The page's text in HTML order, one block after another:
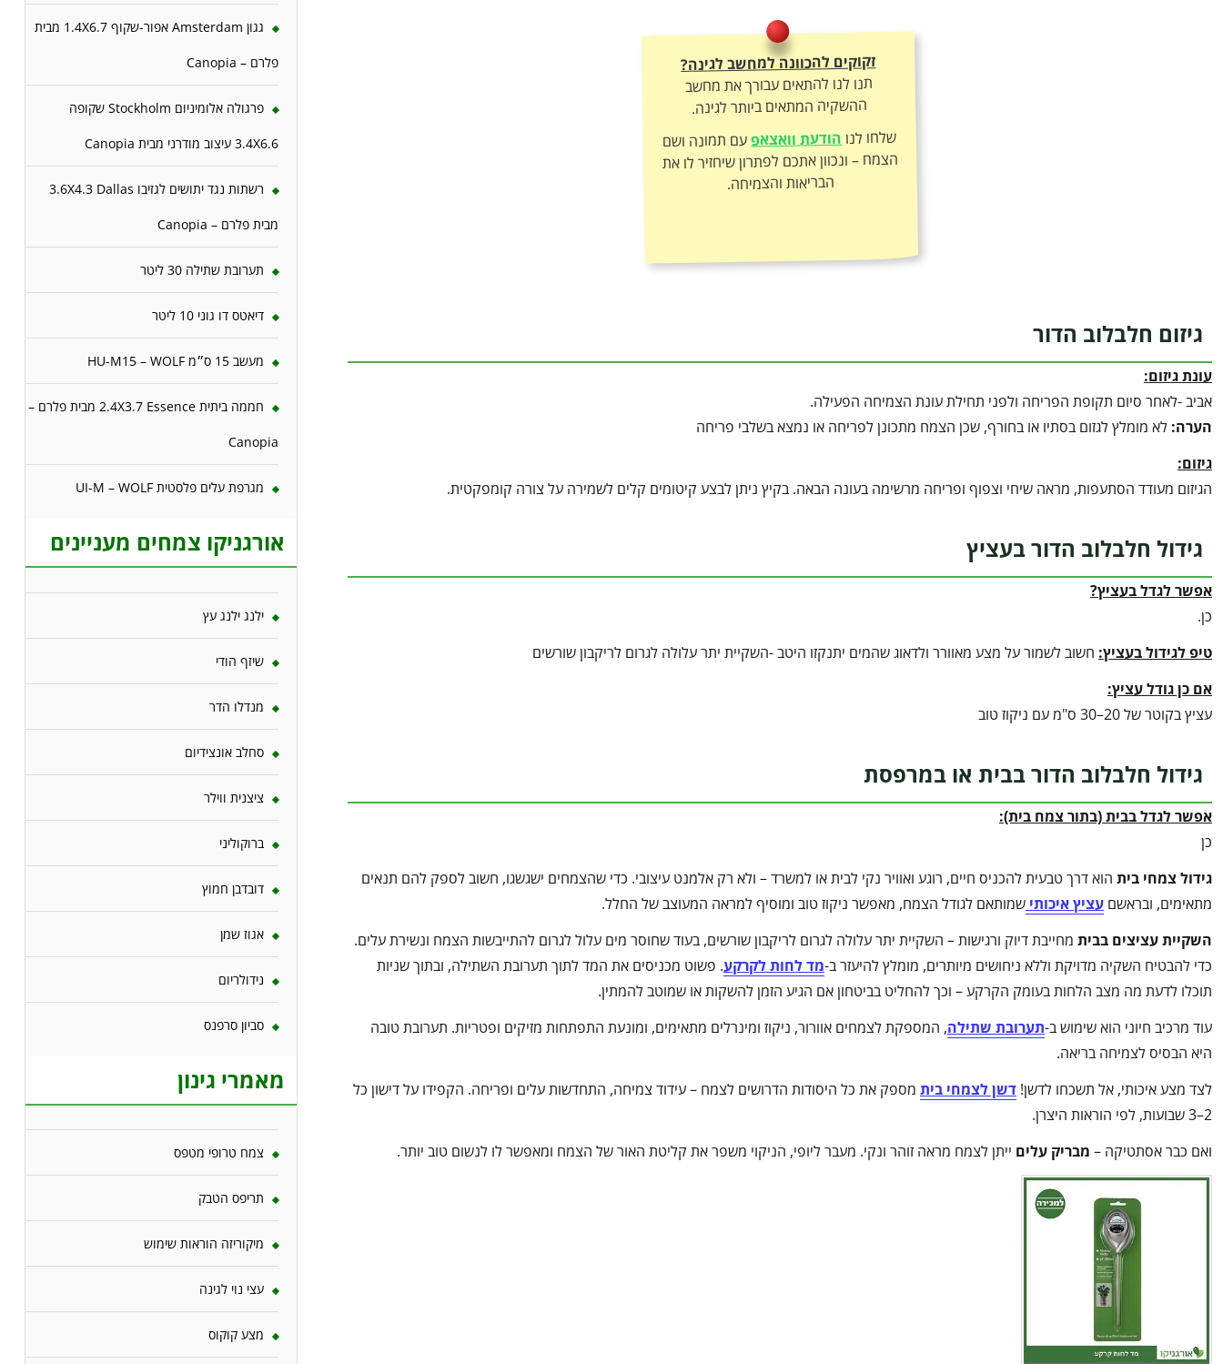
זקוקים להכוונה למחשב לגינה?
תנו לנו להתאים עבורך את מחשב
ההשקיה המתאים ביותר לגינה.
שלחו לנו הודעת וואצאפעם תמונה ושם
הצמח – ונכוון אתכם לפתרון שיחזיר לו את
הבריאות והצמיחה.
גיזום חלבלוב הדור
עונת גיזום:
אביב -לאחר סיום תקופת הפריחה ולפני תחילת עונת הצמיחה הפעילה.
הערה: לא מומלץ לגזום בסתיו או בחורף, שכן הצמח מתכונן לפריחה או נמצא בשלבי פריחה
גיזום:
הגיזום מעודד הסתעפות, מראה שיחי וצפוף ופריחה מרשימה בעונה הבאה. בקיץ ניתן לבצע קיטומים קלים לשמירה על צורה קומפקטית.
גידול חלבלוב הדור בעציץ
אפשר לגדל בעציץ?
כן.
טיפ לגידול בעציץ: חשוב לשמור על מצע מאוורר ולדאוג שהמים יתנקזו היטב -השקיית יתר עלולה לגרום לריקבון שורשים
אם כן גודל עציץ:
עציץ בקוטר של 20–30 ס"מ עם ניקוז טוב
גידול חלבלוב הדור בבית או במרפסת
אפשר לגדל בבית (בתור צמח בית):
כן
גידול צמחי בית הוא דרך טבעית להכניס חיים, רוגע ואוויר נקי לבית או למשרד – ולא רק אלמנט עיצובי. כדי שהצמחים ישגשגו, חשוב לספק להם תנאים
מתאימים, ובראשם עציץ איכותי שמותאם לגודל הצמח, מאפשר ניקוז טוב ומוסיף למראה המעוצב של החלל.
השקיית עציצים בבית מחייבת דיוק ורגישות – השקיית יתר עלולה לגרום לריקבון שורשים, בעוד שחוסר מים עלול לגרום להתייבשות הצמח ונשירת עלים.
כדי להבטיח השקיה מדויקת וללא ניחושים מיותרים, מומלץ להיעזר ב-מד לחות לקרקע. פשוט מכניסים את המד לתוך תערובת השתילה, ובתוך שניות
תוכלו לדעת מה מצב הלחות בעומק הקרקע – וכך להחליט בביטחון אם הגיע הזמן להשקות או שמוטב להמתין.
עוד מרכיב חיוני הוא שימוש ב-תערובת שתילה, המספקת לצמחים אוורור, ניקוז ומינרלים מתאימים, ומונעת התפתחות מזיקים ופטריות. תערובת טובה
היא הבסיס לצמיחה בריאה.
לצד מצע איכותי, אל תשכחו לדשן! דשן לצמחי בית מספק את כל היסודות הדרושים לצמח – עידוד צמיחה, התחדשות עלים ופריחה. הקפידו על דישון כל
2–3 שבועות, לפי הוראות היצרן.
ואם כבר אסתטיקה – מבריק עלים ייתן לצמח מראה זוהר ונקי. מעבר ליופי, הניקוי משפר את קליטת האור של הצמח ומאפשר לו לנשום טוב יותר.
גגון Amsterdam אפור-שקוף 1.4X6.7 מבית
פלרם – Canopia
פרגולה אלומיניום Stockholm שקופה
3.4X6.6 עיצוב מודרני מבית Canopia
רשתות נגד יתושים לגזיבו 3.6X4.3 Dallas
מבית פלרם – Canopia
תערובת שתילה 30 ליטר
דיאטס דו גוני 10 ליטר
מעשב 15 ס״מ HU-M15 – WOLF
חממה ביתית 2.4X3.7 Essence מבית פלרם –
Canopia
מגרפת עלים פלסטית UI-M – WOLF
אורגניקו צמחים מעניינים
ילנג ילנג עץ
שיזף הודי
מנדלו הדר
סחלב אונצידיום
ציצנית ווילר
ברוקוליני
דובדבן חמוץ
אגוז שמן
נידולריום
סביון סרפנס
מאמרי גינון
צמח טרופי מטפס
תריפס הטבק
מיקוריזה הוראות שימוש
עצי נוי לגינה
מצע קוקוס